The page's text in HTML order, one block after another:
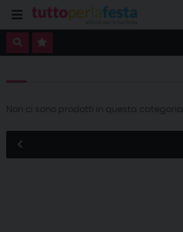
Non ci sono prodotti in questa categoria.